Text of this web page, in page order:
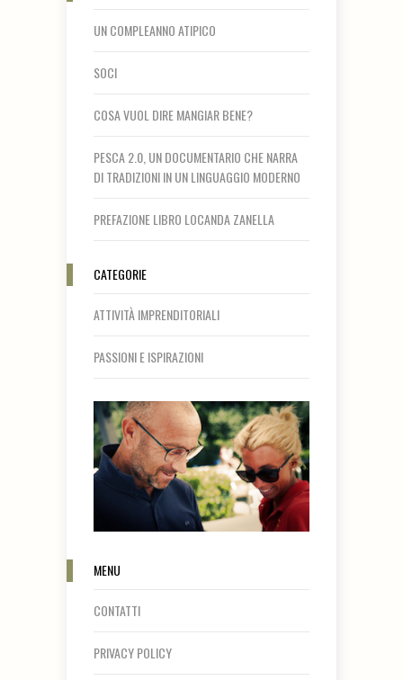
UN COMPLEANNO ATIPICO
SOCI
COSA VUOL DIRE MANGIAR BENE?
PESCA 2.0, UN DOCUMENTARIO CHE NARRA
DI TRADIZIONI IN UN LINGUAGGIO MODERNO
PREFAZIONE LIBRO LOCANDA ZANELLA
CATEGORIE
ATTIVITÀ IMPRENDITORIALI
PASSIONI E ISPIRAZIONI
MENU
CONTATTI
PRIVACY POLICY